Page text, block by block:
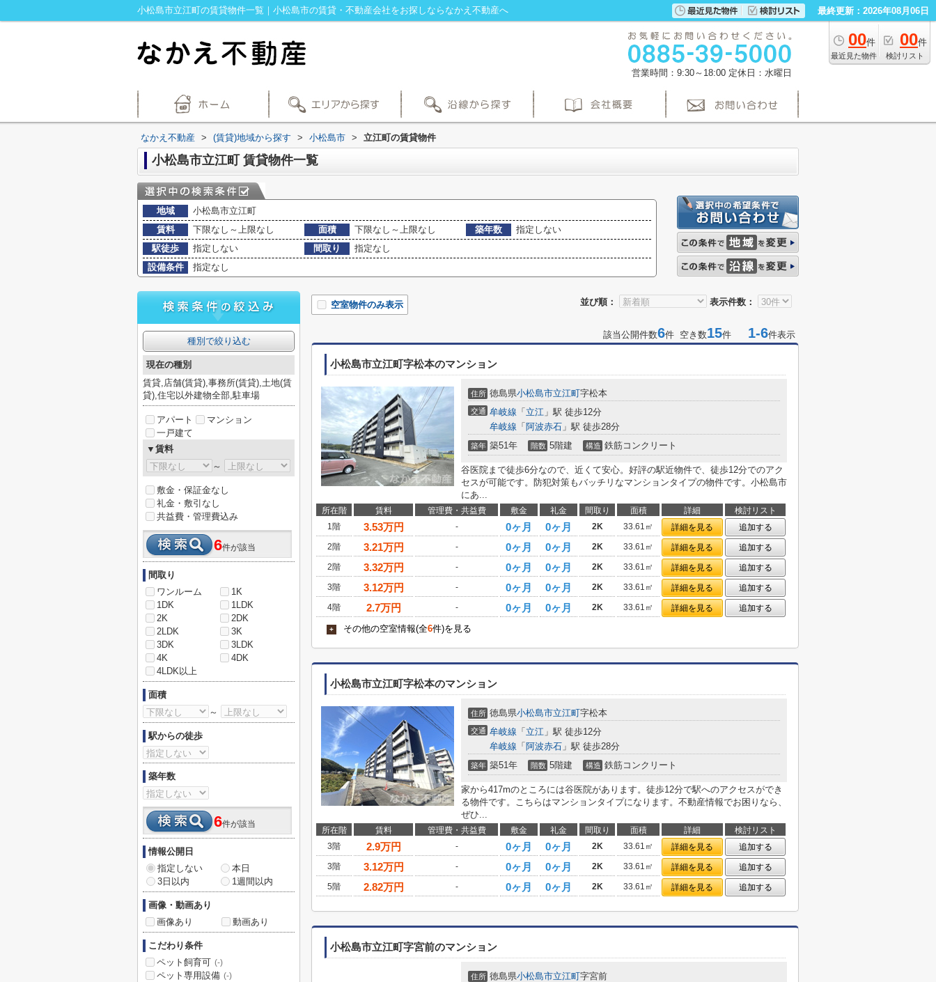
小松島市立江町の賃貸物件一覧｜小松島市の賃貸・不動産会社をお探しならなかえ不動産へ 最終更新：2026年08月06日
00件
最近見た物件
00件
検討リスト
営業時間：9:30～18:00 定休日：水曜日
なかえ不動産 > (賃貸)地域から探す > 小松島市 > 立江町の賃貸物件
小松島市立江町 賃貸物件一覧
地域
小松島市立江町
賃料
下限なし～上限なし 面積 下限なし～上限なし 築年数
指定しない
駅徒歩
指定しない 間取り
指定なし
設備条件
指定なし
並び順： 表示件数：
空室物件のみ表示
該当公開件数6件 空き数15件 1-6件表示
小松島市立江町字松本のマンション
住所 徳島県小松島市立江町字松本
交通 牟岐線 「 立江 」駅 徒歩12分
牟岐線 「 阿波赤石 」駅 徒歩28分
築年 築51年 階数 5階建 構造 鉄筋コンクリート
谷医院まで徒歩6分なので、近くて安心。好評の駅近物件で、徒歩12分でのアク
セスが可能です。防犯対策もバッチリなマンションタイプの物件です。小松島市
にあ...
所在階 賃料 管理費・共益費 敷金 礼金 間取り 面積 詳細
検討リスト
1階
3.53万円 - 0ヶ月 0ヶ月 2K 33.61㎡ 詳細を見る
追加する
2階
3.21万円 - 0ヶ月 0ヶ月 2K 33.61㎡ 詳細を見る
追加する
2階
3.32万円 - 0ヶ月 0ヶ月 2K 33.61㎡ 詳細を見る
追加する
3階
3.12万円 - 0ヶ月 0ヶ月 2K 33.61㎡ 詳細を見る
追加する
4階
2.7万円 - 0ヶ月 0ヶ月 2K 33.61㎡ 詳細を見る 追加する
+ その他の空室情報(全6件)を見る
小松島市立江町字松本のマンション
住所 徳島県小松島市立江町字松本
交通 牟岐線 「 立江 」駅 徒歩12分
牟岐線 「 阿波赤石 」駅 徒歩28分
築年 築51年 階数 5階建 構造 鉄筋コンクリート
家から417mのところには谷医院があります。徒歩12分で駅へのアクセスができ
る物件です。こちらはマンションタイプになります。不動産情報でお困りなら、
ぜひ...
所在階 賃料 管理費・共益費 敷金 礼金 間取り 面積 詳細
検討リスト
3階
2.9万円 - 0ヶ月 0ヶ月 2K 33.61㎡ 詳細を見る
追加する
3階
3.12万円 - 0ヶ月 0ヶ月 2K 33.61㎡ 詳細を見る
追加する
5階
2.82万円 - 0ヶ月 0ヶ月 2K 33.61㎡ 詳細を見る 追加する
小松島市立江町字宮前のマンション
住所 徳島県小松島市立江町字宮前
種別で絞り込む
現在の種別
賃貸,店舗(賃貸),事務所(賃貸),土地(賃
貸),住宅以外建物全部,駐車場
アパート
マンション
一戸建て
▼賃料
～
敷金・保証金なし
礼金・敷引なし
共益費・管理費込み
6件が該当
間取り
ワンルーム
1K
1DK
1LDK
2K
2DK
2LDK
3K
3DK
3LDK
4K
4DK
4LDK以上
面積
～
駅からの徒歩
築年数
6件が該当
情報公開日
指定しない
本日
3日以内
1週間以内
画像・動画あり
画像あり
動画あり
こだわり条件
ペット飼育可 (-)
ペット専用設備 (-)